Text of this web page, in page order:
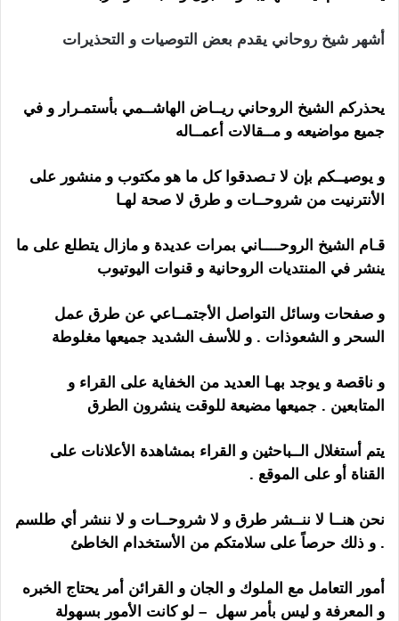
أشهر شيخ روحاني يقدم بعض التوصيات و التحذيرات
يحذركم الشيخ الروحاني ريــاض الهاشــمي بأستمـرار و في
جميع مواضيعه و مــقالات أعمــاله
و يوصيــكم بإن لا تـصدقوا كل ما هو مكتوب و منشور على
الأنترنيت من شروحــات و طرق لا صحة لهـا
قـام الشيخ الروحــــاني بمرات عديدة و مازال يتطلع على ما
ينشر في المنتديات الروحانية و قنوات اليوتيوب
و صفحات وسائل التواصل الأجتمــاعي عن طرق عمل
السحر و الشعوذات . و للأسف الشديد جميعها مغلوطة
و ناقصة و يوجد بهـا العديد من الخفاية على القراء و
المتابعين . جميعها مضيعة للوقت ينشرون الطرق
يتم أستغلال الــباحثين و القراء بمشاهدة الأعلانات على
القناة أو على الموقع .
نحن هنــا لا ننــشر طرق و لا شروحــات و لا ننشر أي طلسم
. و ذلك حرصاً على سلامتكم من الأستخدام الخاطئ
أمور التعامل مع الملوك و الجان و القرائن أمر يحتاج الخبره
و المعرفة و ليس بأمر سهل – لو كانت الأمور بسهولة